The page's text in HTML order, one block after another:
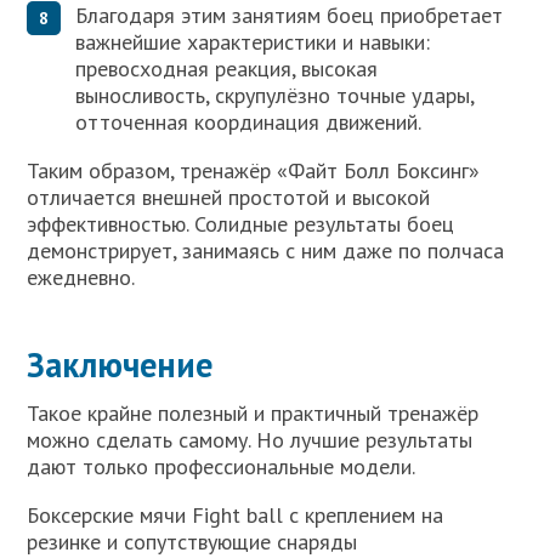
Благодаря этим занятиям боец приобретает
важнейшие характеристики и навыки:
превосходная реакция, высокая
выносливость, скрупулёзно точные удары,
отточенная координация движений.
Таким образом, тренажёр «Файт Болл Боксинг»
отличается внешней простотой и высокой
эффективностью. Солидные результаты боец
демонстрирует, занимаясь с ним даже по полчаса
ежедневно.
Заключение
Такое крайне полезный и практичный тренажёр
можно сделать самому. Но лучшие результаты
дают только профессиональные модели.
Боксерские мячи Fight ball с креплением на
резинке и сопутствующие снаряды